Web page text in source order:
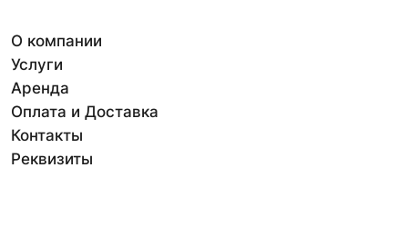
О компании
Услуги
Аренда
Оплата и Доставка
Контакты
Реквизиты